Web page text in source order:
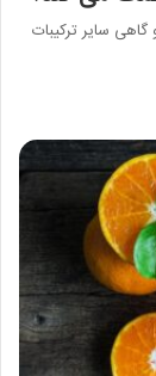
سایر ترکیبات